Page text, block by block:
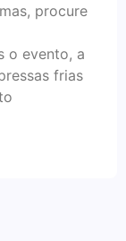
procure
o evento, a
frias